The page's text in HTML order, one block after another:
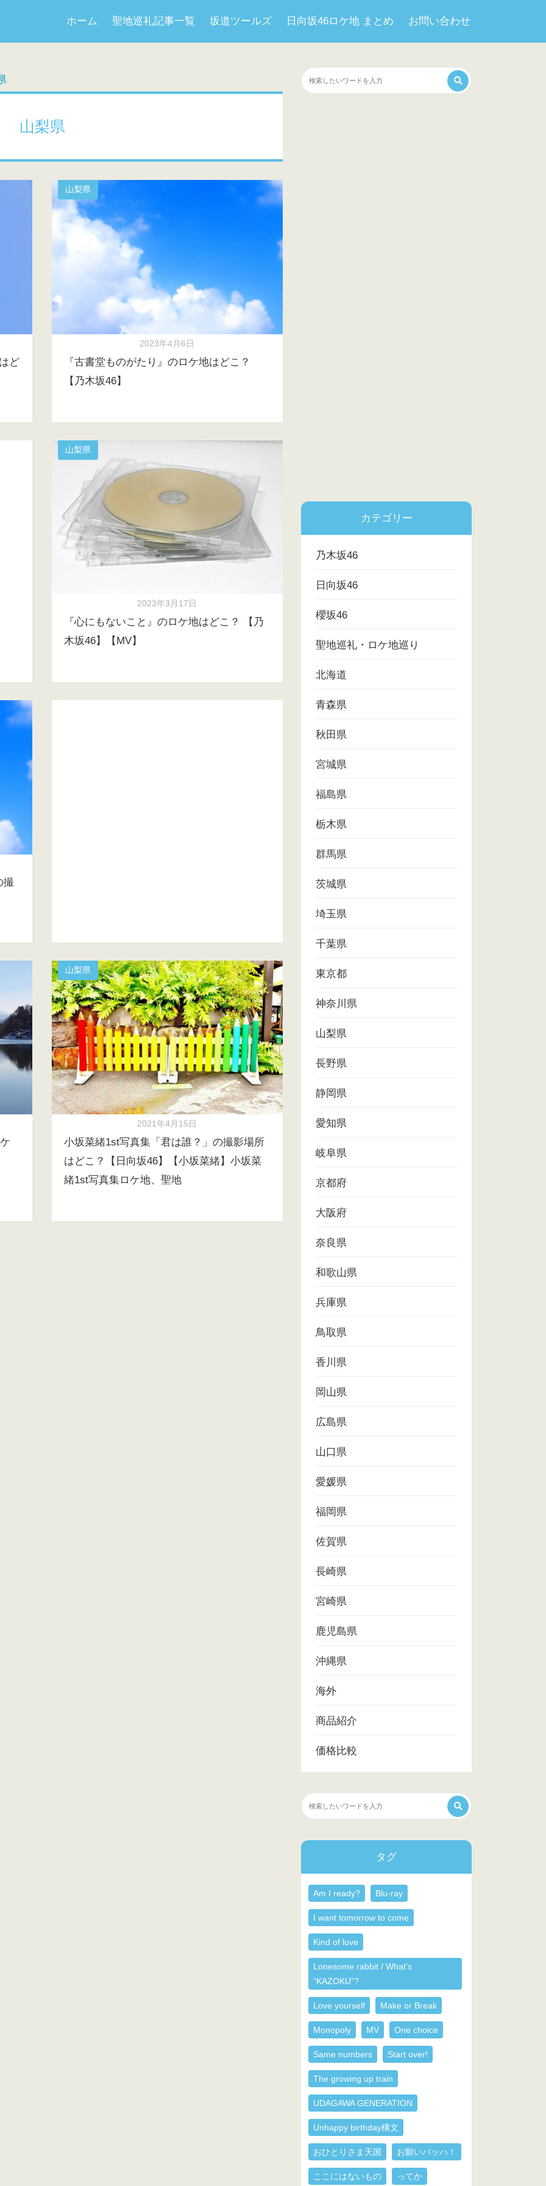
ホーム 聖地巡礼記事一覧 坂道ツールズ 日向坂46ロケ地 まとめ お問い合わせ
山梨県
ど
山梨県
2023年4月6日
『古書堂ものがたり』のロケ地はどこ？
【乃木坂46】
山梨県
2023年3月17日
『心にもないこと』のロケ地はどこ？ 【乃
木坂46】【MV】
撮
山梨県
2021年4月15日
小坂菜緒1st写真集「君は誰？」の撮影場所
はどこ？【日向坂46】【小坂菜緒】小坂菜
緒1st写真集ロケ地、聖地
カテゴリー
乃木坂46
日向坂46
櫻坂46
聖地巡礼・ロケ地巡り
北海道
青森県
秋田県
宮城県
福島県
栃木県
群馬県
茨城県
埼玉県
千葉県
東京都
神奈川県
山梨県
長野県
静岡県
愛知県
岐阜県
京都府
大阪府
奈良県
和歌山県
兵庫県
鳥取県
香川県
岡山県
広島県
山口県
愛媛県
福岡県
佐賀県
長崎県
宮崎県
鹿児島県
沖縄県
海外
商品紹介
価格比較
タグ
Am I ready? Blu-ray
I want tomorrow to come
Kind of love
Lonesome rabbit / What's
“KAZOKU”?
Love yourself Make or Break
Monopoly MV One choice
Same numbers Start over!
The growing up train
UDAGAWA GENERATION
Unhappy birthday構文
おひとりさま天国 お願いバッハ！
ここにはないもの ってか